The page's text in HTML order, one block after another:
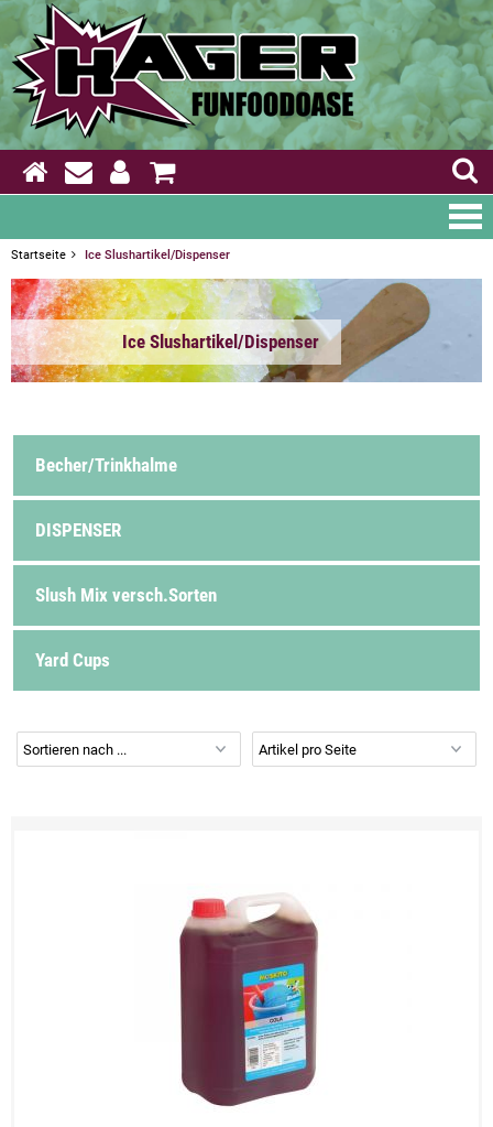
Startseite Ice Slushartikel/Dispenser
Ice Slushartikel/Dispenser
Becher/Trinkhalme
DISPENSER
Slush Mix versch.Sorten
Yard Cups